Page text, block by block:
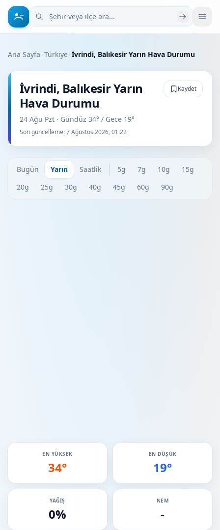
Şehir veya ilçe ara
Ana Sayfa ›Türkiye›İvrindi, Balıkesir Yarın Hava Durumu
İvrindi, Balıkesir Yarın
Hava Durumu
24 Ağu Pzt · Gündüz 34° / Gece 19°
Son güncelleme:7 Ağustos 2026, 01:22
Kaydet
Bugün Yarın Saatlik 5g 7g 10g
15g
20g
25g 30g 40g 45g 60g 90g
EN YÜKSEK
34°
EN DÜŞÜK
19°
YAĞIŞ
0%
NEM
-